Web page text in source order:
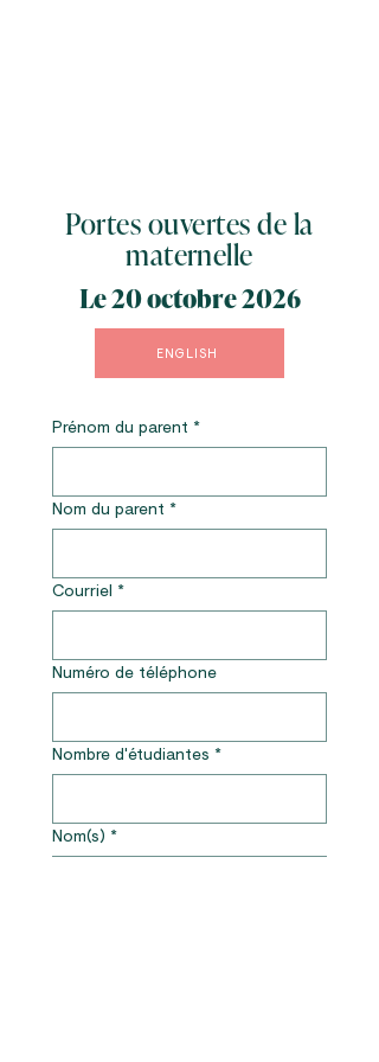
Portes ouvertes de la
maternelle
Le 20 octobre 2026
ENGLISH
Prénom du parent *
Nom du parent *
Courriel *
Numéro de téléphone
Nombre d'étudiantes *
Nom(s) *